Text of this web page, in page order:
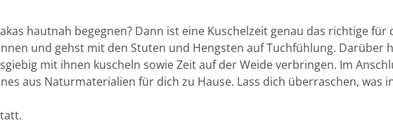
hautnah begegnen? Dann ist eine Kuschelzeit genau das richtige
und gehst mit den Stuten und Hengsten auf Tuchfühlung. Darüber
mit ihnen kuscheln sowie Zeit auf der Weide verbringen. Im
aus Naturmaterialien für dich zu Hause. Lass dich überraschen, was